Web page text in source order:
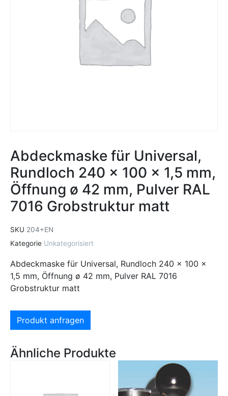
Abdeckmaske für Universal,
Rundloch 240 x 100 x 1,5 mm,
Öffnung ø 42 mm, Pulver RAL
7016 Grobstruktur matt
SKU 204+EN
Kategorie Unkategorisiert
Abdeckmaske für Universal, Rundloch 240 x 100 x
1,5 mm, Öffnung ø 42 mm, Pulver RAL 7016
Grobstruktur matt
Produkt anfragen
Ähnliche Produkte